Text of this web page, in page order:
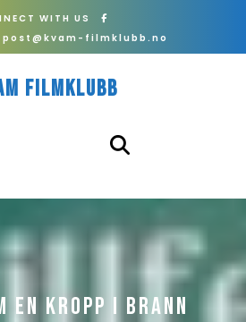
WITH US
post@kvam-filmklubb.no
Filmklubb
EN KROPP I BRANN